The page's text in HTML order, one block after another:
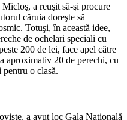
a reuşit să-şi procure
căruia doreşte să
Totuşi, în această idee,
de ochelari speciali cu
200 de lei, face apel către
aproximativ 20 de perechi, cu
o clasă.
a avut loc Gala Naţională